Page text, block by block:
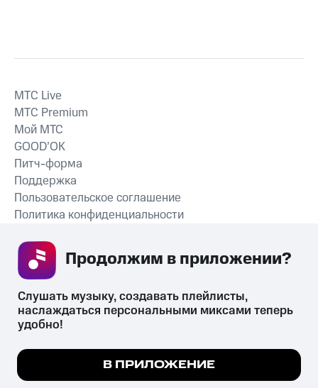
СКАЧАТЬ ПРИЛОЖЕНИЕ
MTС Live
MTС Premium
Мой МТС
GOOD’OK
Питч-форма
Поддержка
Пользовательское соглашение
Политика конфиденциальности
психотропных веществ, их аналогов причиняет вред здоровью,
их незаконный оборот запрещён и влечёт установленную
законодательством ответственность.
Мы используем куки, чтобы на сайте все
Подробнее
Слушать музыку, создавать плейлисты,
наслаждаться персональными миксами теперь
удобно!
В ПРИЛОЖЕНИЕ